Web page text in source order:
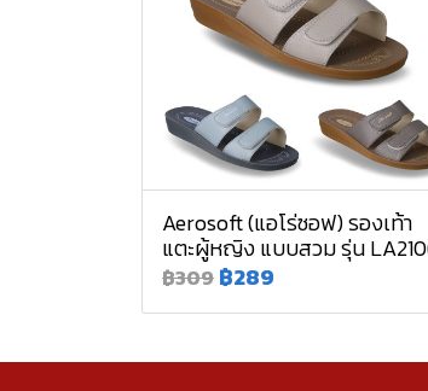
Aerosoft (แอโร่ซอฟ) รองเท้า
แตะผู้หญิง แบบสวม รุ่น
฿309 ฿289